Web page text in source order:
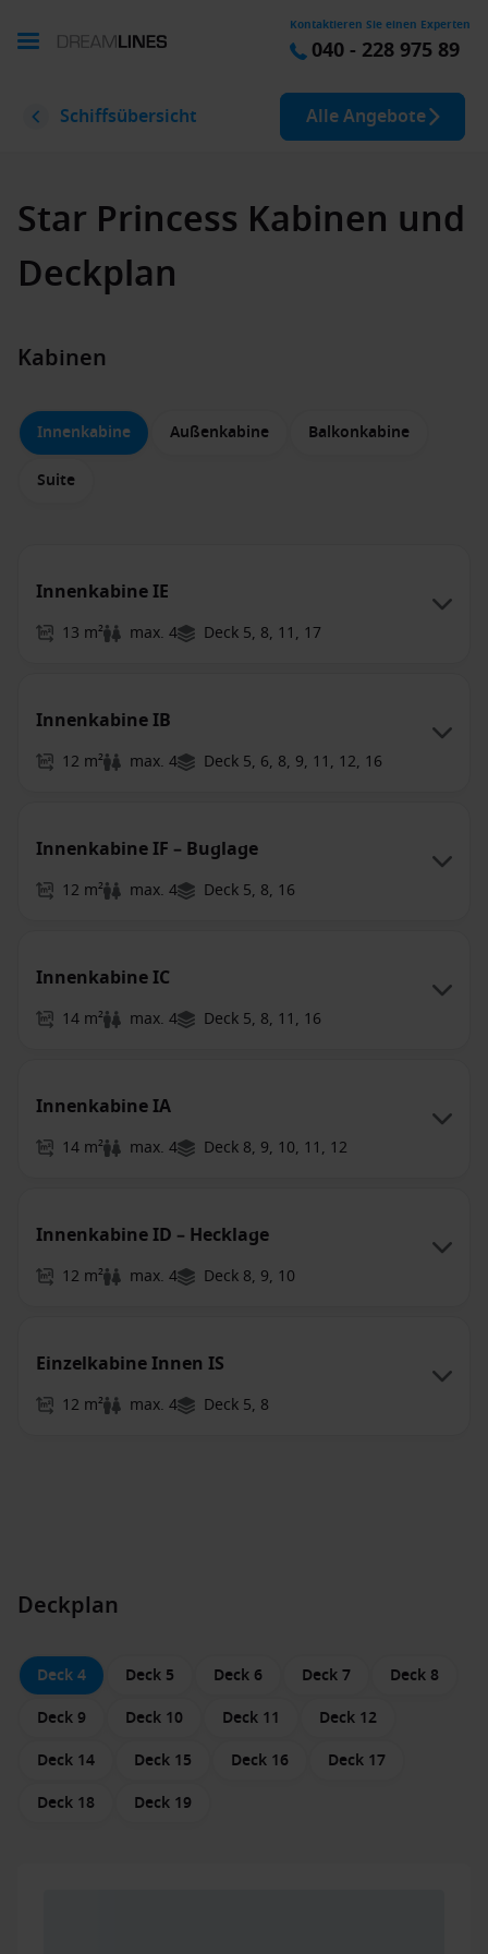
Kontaktieren Sie einen Experten
040 - 228 975 89
Schiffsübersicht Alle Angebote
Star Princess Kabinen und
Deckplan
Kabinen
Innenkabine Außenkabine Balkonkabine
Suite
Innenkabine IE
13 m² max. 4 Deck 5, 8, 11, 17
Innenkabine IB
12 m² max. 4 Deck 5, 6, 8, 9, 11, 12, 16
Innenkabine IF – Buglage
12 m² max. 4 Deck 5, 8, 16
Innenkabine IC
14 m² max. 4 Deck 5, 8, 11, 16
Innenkabine IA
14 m² max. 4 Deck 8, 9, 10, 11, 12
Innenkabine ID – Hecklage
12 m² max. 4 Deck 8, 9, 10
Einzelkabine Innen IS
12 m² max. 4 Deck 5, 8
Deckplan
Deck 4 Deck 5 Deck 6 Deck 7
Deck 8
Deck 9
Deck 10 Deck 11
Deck 12
Deck 14
Deck 15 Deck 16
Deck 17
Deck 18
Deck 19